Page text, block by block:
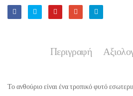
Περιγραφή
Το ανθούριο είναι ένα τροπικό φυτό